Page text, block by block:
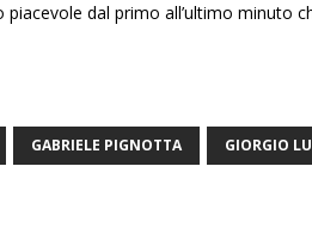
dal primo all’ultimo minuto
GABRIELE PIGNOTTA GIORGIO